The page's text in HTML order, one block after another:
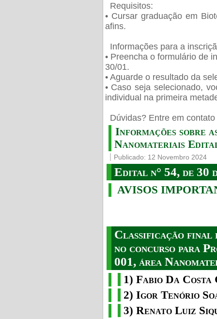
Requisitos:
• Cursar graduação em
afins.
Informações para a
• Preencha o formulário de
30/01.
• Aguarde o resultado da
• Caso seja selecionado,
individual na primeira
Dúvidas? Entre em
Informações sobre
Nanomateriais
Publicado: 12 Novembro 2024
Edital n° 54, de 30
AVISOS
Classificação final
no concurso para
001, área
1) Fabio Da
2) Igor Tenório
3) Renato Luiz